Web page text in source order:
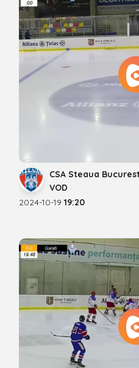
CSA Steaua
VOD
2024-10-19 19:20